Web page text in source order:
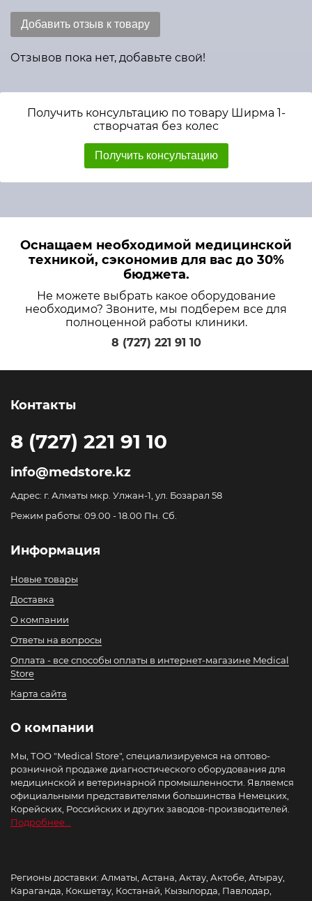
Добавить отзыв к товару
Отзывов пока нет, добавьте свой!
Получить консультацию по товару Ширма 1-
створчатая без колес
Получить консультацию
Оснащаем необходимой медицинской
техникой, сэкономив для вас до 30%
бюджета.
Не можете выбрать какое оборудование
необходимо? Звоните, мы подберем все для
полноценной работы клиники.
8 (727) 221 91 10
Контакты
8 (727) 221 91 10
info@medstore.kz
Адрес: г. Алматы мкр. Улжан-1, ул. Бозарал 58
Режим работы: 09.00 - 18.00 Пн. Сб.
Информация
Новые товары
Доставка
О компании
Ответы на вопросы
Оплата - все способы оплаты в интернет-магазине Medical
Store
Карта сайта
О компании
Мы, ТОО "Medical Store", специализируемся на оптово-
розничной продаже диагностического оборудования для
медицинской и ветеринарной промышленности. Являемся
официальными представителями большинства Немецких,
Корейских, Российских и других заводов-производителей.
Подробнее...
Регионы доставки: Алматы, Астана, Актау, Актобе, Атырау,
Караганда, Кокшетау, Костанай, Кызылорда, Павлодар,